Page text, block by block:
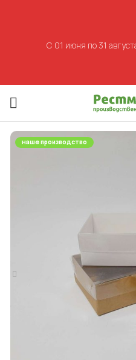
наше производство
С 01 июня по 31